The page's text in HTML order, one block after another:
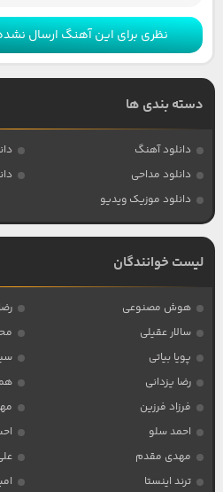
نظری برای این آهنگ ارسال
دسته بندی ها
دانلود آهنگ
دانلود مداحی
دانلود موزیک ویدیو
لیست خوانندگان
هوش مصنوعی
سالار عقیلی
پویا بیاتی
رضا یزدانی
فرزاد فرزین
احمد سلو
مهدی مقدم
ترند اینستا